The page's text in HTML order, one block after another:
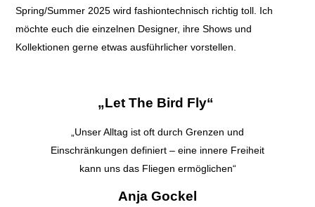
Spring/Summer 2025 wird fashiontechnisch richtig toll. Ich
möchte euch die einzelnen Designer, ihre Shows und
Kollektionen gerne etwas ausführlicher vorstellen.
„Let The Bird Fly“
„Unser Alltag ist oft durch Grenzen und
Einschränkungen definiert – eine innere Freiheit
kann uns das Fliegen ermöglichen“
Anja Gockel